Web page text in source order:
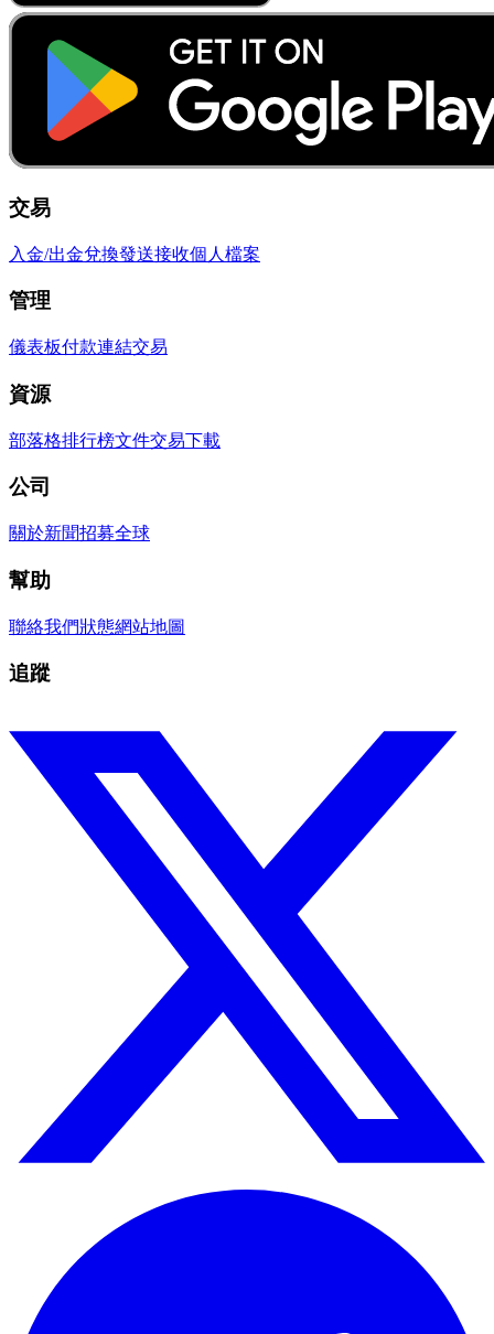
交易
入金/出金兌換發送接收個人檔案
管理
儀表板付款連結交易
資源
部落格排行榜文件交易下載
公司
關於新聞招募全球
幫助
聯絡我們狀態網站地圖
追蹤